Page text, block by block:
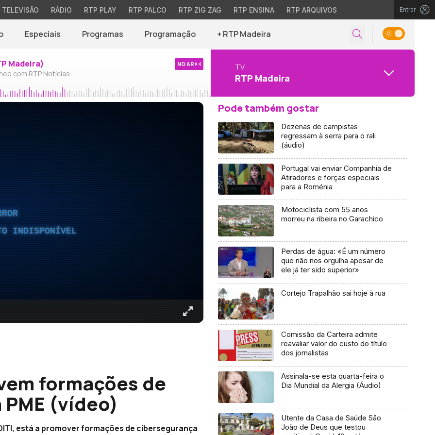
TELEVISÃO RÁDIO RTP PLAY RTP PALCO RTP ZIG ZAG RTP ENSINA RTP ARQUIVOS Entrar
Especiais Programas Programação + RTP Madeira
Madeira)
com RTP Notícias
NO AR TV
RTP Madeira
INDISPONÍVEL
formações de
(vídeo)
está a promover formações de cibersegurança
Pode também gostar
Dezenas de campistas
regressam à serra para o rali
(áudio)
Portugal vai enviar Companhia de
Atiradores e forças especiais
para a Roménia
Motociclista com 55 anos
morreu na ribeira no Garachico
Perdas de água: «É um número
que não nos orgulha apesar de
ele já ter sido superior»
Cortejo Trapalhão sai hoje à rua
Comissão da Carteira admite
reavaliar valor do custo do título
dos jornalistas
Assinala-se esta quarta-feira o
Dia Mundial da Alergia (Áudio)
Utente da Casa de Saúde São
João de Deus que testou